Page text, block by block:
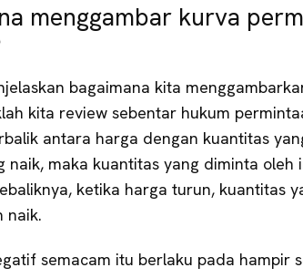
menggambar kurva
bagaimana kita
kita review sebentar hukum
antara harga dengan kuantitas
naik, maka kuantitas yang diminta oleh
ketika harga turun, kuantitas
naik.
semacam itu berlaku pada hampir